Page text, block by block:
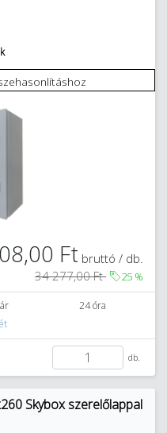
Ft bruttó / db.
34 277,00 Ft
25 %
24 óra
db.
Skybox szerelőlappal